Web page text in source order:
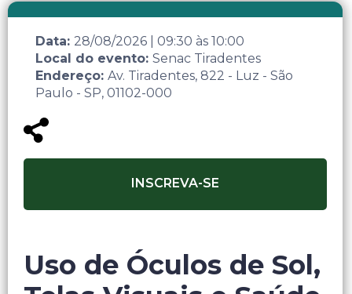
Data: 28/08/2026 09:30 às 10:00
Local do evento: Senac Tiradentes
Endereço: Av. Tiradentes, 822 - Luz - São
Paulo - SP, 01102-000
INSCREVA-SE
Uso de Óculos de Sol,